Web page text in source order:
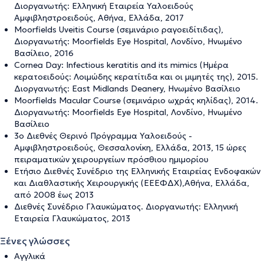
Διοργανωτής: Ελληνική Εταιρεία Υαλοειδούς
Αμφιβληστροειδούς, Αθήνα, Ελλάδα, 2017
Moorfields Uveitis Course (σεμινάριο ραγοειδίτιδας),
Διοργανωτής: Moorfields Eye Hospital, Λονδίνο, Ηνωμένο
Βασίλειο, 2016
Cornea Day: Infectious keratitis and its mimics (Ημέρα
κερατοειδούς: Λοιμώδης κερατίτιδα και οι μιμητές της), 2015.
Διοργανωτής: East Midlands Deanery, Ηνωμένο Βασίλειο
Moorfields Macular Course (σεμινάριο ωχράς κηλίδας), 2014.
Διοργανωτής: Moorfields Eye Hospital, Λονδίνο, Ηνωμένο
Βασίλειο
3ο Διεθνές Θερινό Πρόγραμμα Υαλοειδούς -
Αμφιβληστροειδούς, Θεσσαλονίκη, Ελλάδα, 2013, 15 ώρες
πειραματικών χειρουργείων πρόσθιου ημιμορίου
Ετήσιο Διεθνές Συνέδριο της Ελληνικής Εταιρείας Ενδοφακών
και Διαθλαστικής Χειρουργικής (ΕΕΕΦΔΧ),Αθήνα, Ελλάδα,
από 2008 έως 2013
Διεθνές Συνέδριο Γλαυκώματος. Διοργανωτής: Ελληνική
Εταιρεία Γλαυκώματος, 2013
Ξένες γλώσσες
Αγγλικά